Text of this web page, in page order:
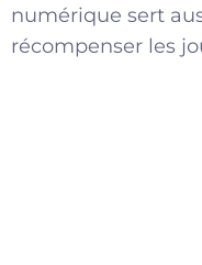
numérique sert
récompenser les